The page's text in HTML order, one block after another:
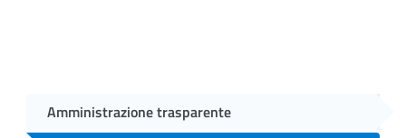
Amministrazione trasparente